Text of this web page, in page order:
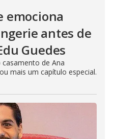
emociona
antes de
Guedes
de Ana
mais um capítulo especial.